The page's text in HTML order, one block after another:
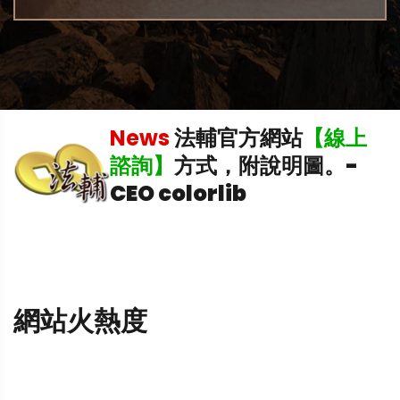
News法輔官方網站【線上
諮詢】 方式，附說明圖。 -
CEO colorlib
網站火熱度